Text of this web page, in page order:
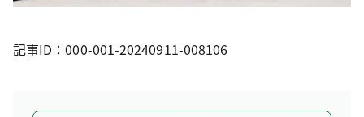
記事ID：000-001-20240911-008106